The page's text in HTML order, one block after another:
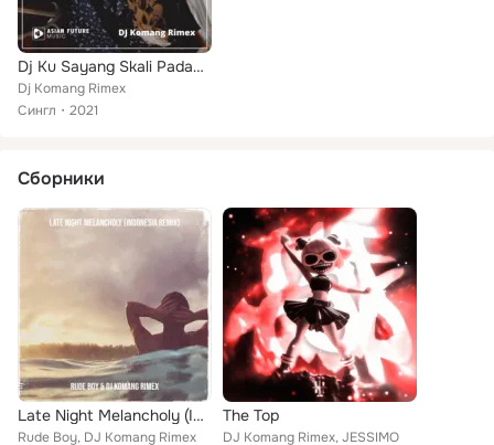
Dj Ku Sayang Skali Padamu X Kau Patahkan Hatiku
Dj Komang Rimex
Сингл
2021
Сборники
Late Night Melancholy (Indonesia Remix)
Rude Boy, DJ Komang Rimex
The Top
DJ Komang Rimex, JESSIMO